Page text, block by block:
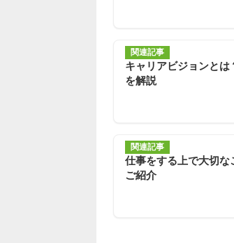
関連記事
キャリアビジョンと
を解説
関連記事
仕事をする上で大切
ご紹介